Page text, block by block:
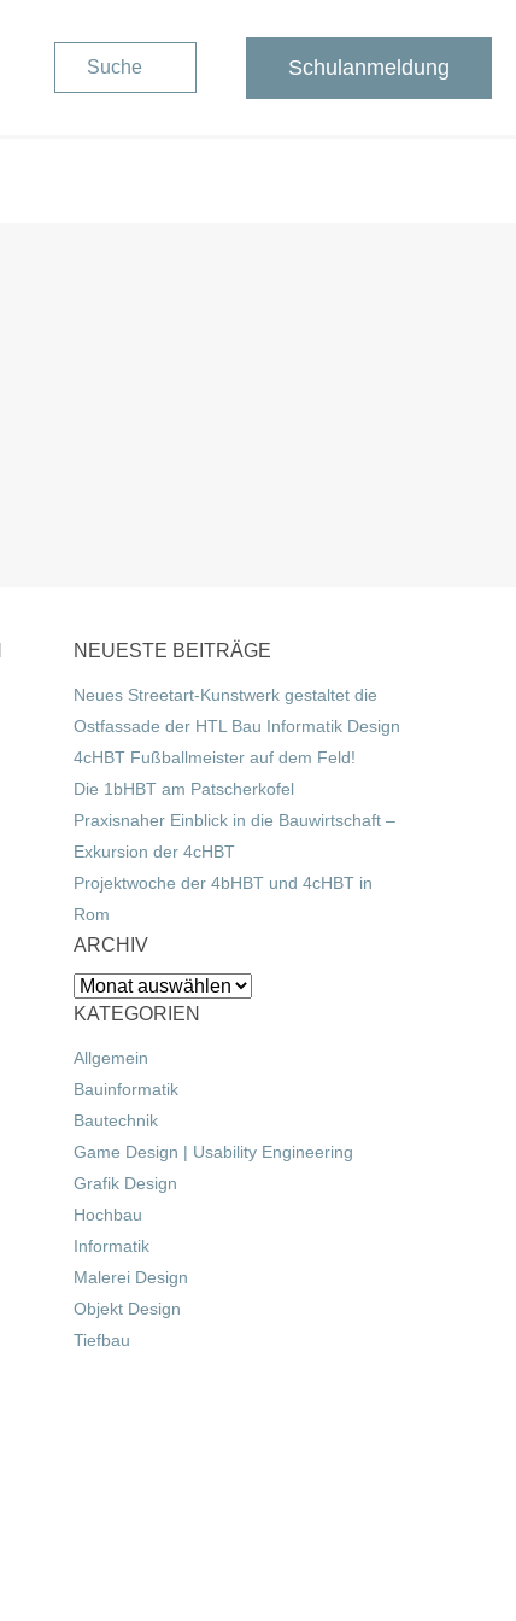
Suche Schulanmeldung
NEUESTE BEITRÄGE
Neues Streetart-Kunstwerk gestaltet die
Ostfassade der HTL Bau Informatik Design
4cHBT Fußballmeister auf dem Feld!
Die 1bHBT am Patscherkofel
Praxisnaher Einblick in die Bauwirtschaft –
Exkursion der 4cHBT
Projektwoche der 4bHBT und 4cHBT in
Rom
ARCHIV
Archiv
KATEGORIEN
Allgemein
Bauinformatik
Bautechnik
Game Design | Usability Engineering
Grafik Design
Hochbau
Informatik
Malerei Design
Objekt Design
Tiefbau